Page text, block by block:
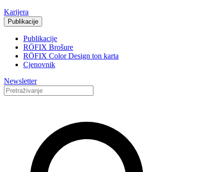
Karijera
Publikacije
Publikacije
RÖFIX Brošure
RÖFIX Color Design ton karta
Cjenovnik
Newsletter